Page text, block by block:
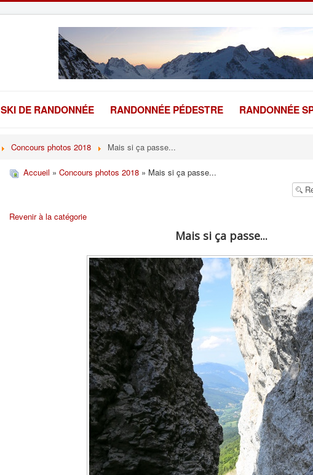
SKI DE RANDONNÉE RANDONNÉE PÉDESTRE RANDONNÉE
Concours photos 2018 Mais si ça passe...
Accueil » Concours photos 2018 » Mais si ça passe...
Revenir à la catégorie
Mais si ça passe...